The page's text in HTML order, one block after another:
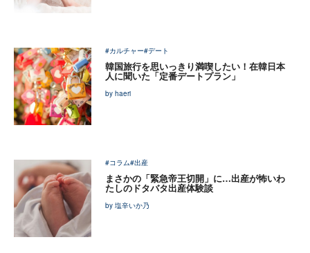
#カルチャー#デート
韓国旅行を思いっきり満喫したい！在韓日本
人に聞いた「定番デートプラン」
by haeri
#コラム#出産
まさかの「緊急帝王切開」に…出産が怖いわ
たしのドタバタ出産体験談
by 塩辛いか乃